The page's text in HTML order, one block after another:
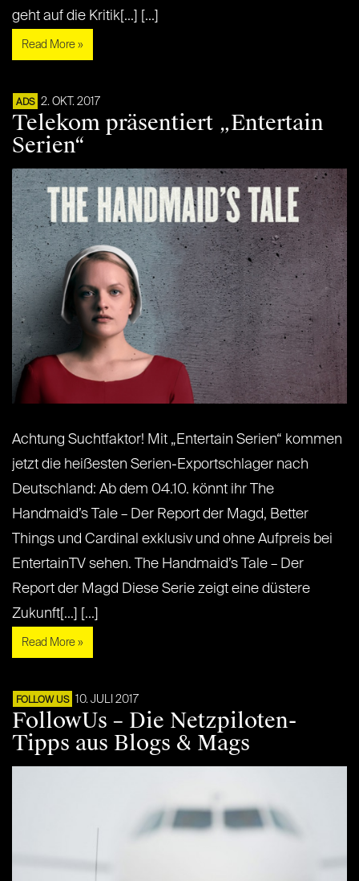
geht auf die Kritik[...] [...]
Read More »
ADS 2. OKT. 2017
Telekom präsentiert „Entertain
Serien“
Achtung Suchtfaktor! Mit „Entertain Serien“ kommen
jetzt die heißesten Serien-Exportschlager nach
Deutschland: Ab dem 04.10. könnt ihr The
Handmaid’s Tale – Der Report der Magd, Better
Things und Cardinal exklusiv und ohne Aufpreis bei
EntertainTV sehen. The Handmaid’s Tale – Der
Report der Magd Diese Serie zeigt eine düstere
Zukunft[...] [...]
Read More »
FOLLOW US 10. JULI 2017
FollowUs – Die Netzpiloten-
Tipps aus Blogs & Mags